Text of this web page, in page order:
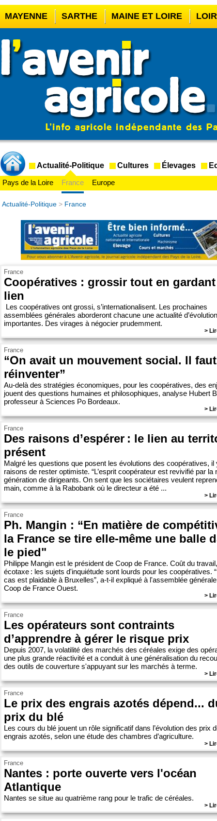
MAYENNE SARTHE MAINE ET LOIRE
CASINO EN LIGNE MEILLEUR BOOKMAKER
CASINO EN LIGNE FRANCE LÉGAL
CRYPTO CASINO
Actualité-Politique Cultures Élevages
Pays de la Loire France Europe
Actualité-Politique > France
France
Coopératives : grossir tout en
lien
Les coopératives ont grossi, s’internationalisent. Les prochaines
assemblées générales aborderont chacune une actualité
importantes. Des virages à négocier prudemment.
>
France
“On avait un mouvement social. Il
réinventer”
Au-delà des stratégies économiques, pour les coopératives, des
jouent des questions humaines et philosophiques, analyse Hubert
professeur à Sciences Po Bordeaux.
>
France
Des raisons d’espérer : le lien au
présent
Malgré les questions que posent les évolutions des coopératives, il
raisons de rester optimiste. “L’esprit coopérateur est revivifié par la
génération de dirigeants. On sent que les sociétaires veulent
main, comme à la Rabobank où le directeur a été ...
>
France
Ph. Mangin : “En matière de
la France se tire elle-même une balle
le pied"
Philippe Mangin est le président de Coop de France. Coût du
écotaxe : les sujets d'inquiétude sont lourds pour les coopératives.
cas est plaidable à Bruxelles”, a-t-il expliqué à l'assemblée
Coop de France Ouest.
>
France
Les opérateurs sont contraints
d’apprendre à gérer le risque prix
Depuis 2007, la volatilité des marchés des céréales exige des
une plus grande réactivité et a conduit à une généralisation du
des outils de couverture s'appuyant sur les marchés à terme.
>
France
Le prix des engrais azotés dépend...
prix du blé
Les cours du blé jouent un rôle significatif dans l’évolution des prix
engrais azotés, selon une étude des chambres d’agriculture.
>
France
Nantes : porte ouverte vers l'océan
Atlantique
Nantes se situe au quatrième rang pour le trafic de céréales.
>